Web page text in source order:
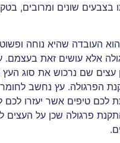
בצבעים שונים ומרובים,
הוא העובדה שהיא נוחה
אלא עושים זאת בעצמם.
שם נרכוש את סוג העץ
הפרגולה. עץ נחשב
לכם טיפים אשר יעזרו
פרגולה שכן על העצים